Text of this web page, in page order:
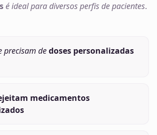
é ideal para diversos perfis de pacientes.
precisam dedoses personalizadas
medicamentos